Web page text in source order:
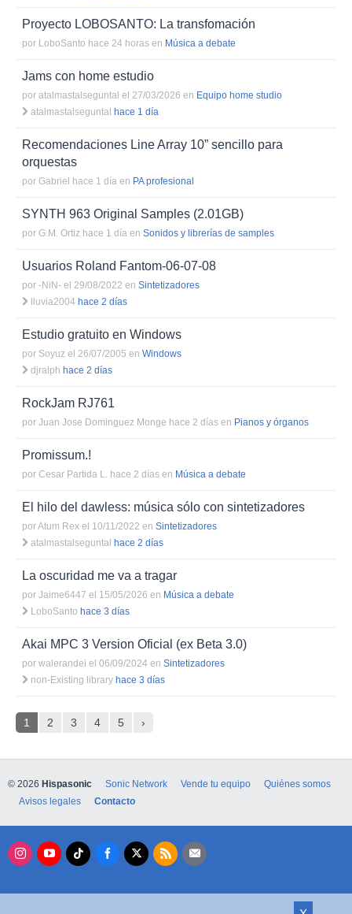
Proyecto LOBOSANTO: La transfomación
por LoboSanto hace 24 horas en Música a debate
Jams con home estudio
por atalmastalseguntal el 27/03/2026 en Equipo home studio
atalmastalseguntal hace 1 día
Recomendaciones Line Array 10” sencillo para
orquestas
por Gabriel hace 1 día en PA profesional
SYNTH 963 Original Samples (2.01GB)
por G.M. Ortiz hace 1 día en Sonidos y librerías de samples
Usuarios Roland Fantom-06-07-08
por -NiN- el 29/08/2022 en Sintetizadores
lluvia2004 hace 2 días
Estudio gratuito en Windows
por Soyuz el 26/07/2005 en Windows
djralph hace 2 días
RockJam RJ761
por Juan Jose Dominguez Monge hace 2 días en Pianos y órganos
Promissum.!
por Cesar Partida L. hace 2 días en Música a debate
El hilo del dawless: música sólo con sintetizadores
porAtum Rex el 10/11/2022 en Sintetizadores
atalmastalseguntal hace 2 días
La oscuridad me va a tragar
por Jaime6447 el 15/05/2026 en Música a debate
LoboSanto hace 3 días
Akai MPC 3 Version Oficial (ex Beta 3.0)
por walerandei el 06/09/2024 en Sintetizadores
non-Existing library hace 3 días
1 2 3 4 5 ›
© 2026 Hispasonic Sonic Network Vende tu equipo
Quiénes somos
Avisos legales
Contacto